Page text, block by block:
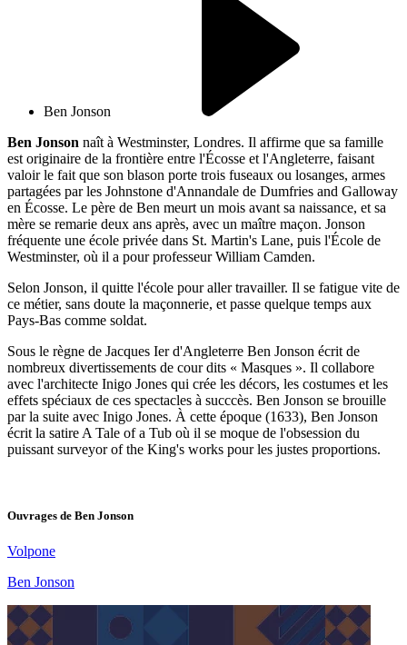
Ben Jonson
Ben Jonson naît à Westminster, Londres. Il affirme que sa famille
est originaire de la frontière entre l'Écosse et l'Angleterre, faisant
valoir le fait que son blason porte trois fuseaux ou losanges, armes
partagées par les Johnstone d'Annandale de Dumfries and Galloway
en Écosse. Le père de Ben meurt un mois avant sa naissance, et sa
mère se remarie deux ans après, avec un maître maçon. Jonson
fréquente une école privée dans St. Martin's Lane, puis l'École de
Westminster, où il a pour professeur William Camden.
Selon Jonson, il quitte l'école pour aller travailler. Il se fatigue vite de
ce métier, sans doute la maçonnerie, et passe quelque temps aux
Pays-Bas comme soldat.
Sous le règne de Jacques Ier d'Angleterre Ben Jonson écrit de
nombreux divertissements de cour dits « Masques ». Il collabore
avec l'architecte Inigo Jones qui crée les décors, les costumes et les
effets spéciaux de ces spectacles à succcès. Ben Jonson se brouille
par la suite avec Inigo Jones. À cette époque (1633), Ben Jonson
écrit la satire A Tale of a Tub où il se moque de l'obsession du
puissant surveyor of the King's works pour les justes proportions.
Ouvrages de Ben Jonson
Volpone
Ben Jonson